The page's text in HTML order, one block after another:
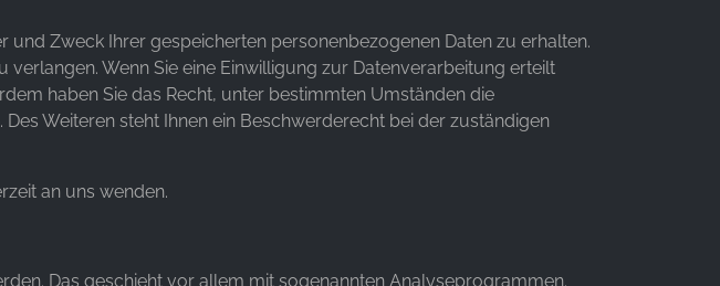
Zweck Ihrer gespeicherten personenbezogenen Daten zu erhalten.
Wenn Sie eine Einwilligung zur Datenverarbeitung erteilt
haben Sie das Recht, unter bestimmten Umständen die
Weiteren steht Ihnen ein Beschwerderecht bei der zuständigen
an uns wenden.
Das geschieht vor allem mit sogenannten Analyseprogrammen.